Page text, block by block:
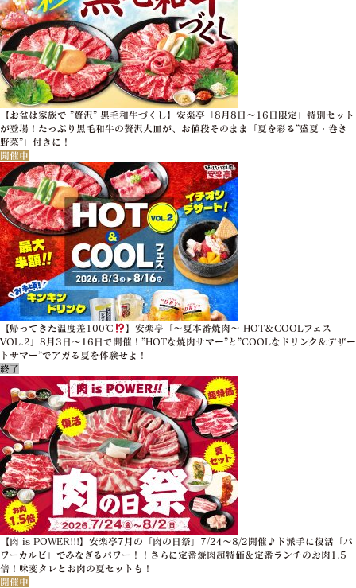
【お盆は家族で ”贅沢” 黒毛和牛づくし】安楽亭「8月8日～16日限定」特別セット
が登場！たっぷり黒毛和牛の贅沢大皿が、お値段そのまま「夏を彩る”盛夏・巻き
野菜”」付きに！
開催中
【帰ってきた温度差100℃
】安楽亭「～夏本番焼肉～ HOT＆COOLフェス
VOL.2」8月3日～16日で開催！”HOTな焼肉サマー”と”COOLなドリンク＆デザー
トサマー”でアガる夏を体験せよ！
終了
【肉 is POWER!!!】安楽亭7月の「肉の日祭」7/24～8/2開催♪ド派手に復活「パ
ワーカルビ」でみなぎるパワー！！さらに定番焼肉超特価＆定番ランチのお肉1.5
倍！味変タレとお肉の夏セットも！
開催中